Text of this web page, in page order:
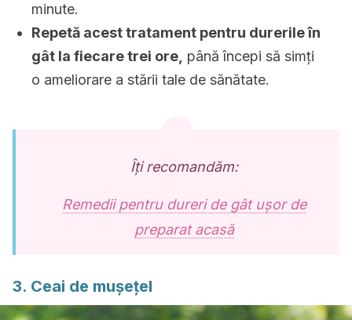
minute.
Repetă acest tratament pentru durerile în
gât la fiecare trei ore, până începi să simți
o ameliorare a stării tale de sănătate.
Îți recomandăm:
Remedii pentru dureri de gât ușor de
preparat acasă
3. Ceai de mușețel